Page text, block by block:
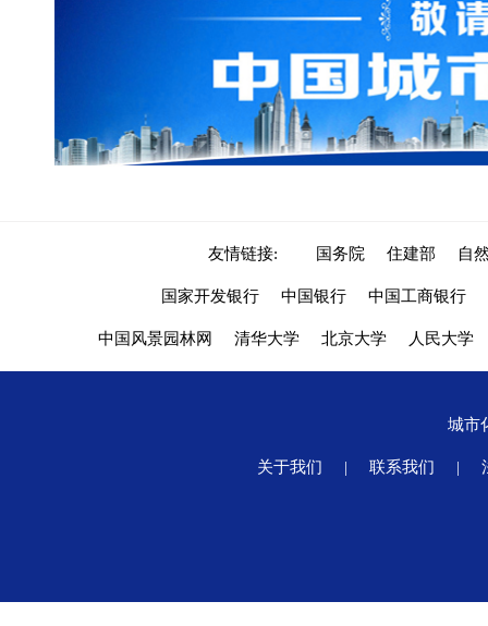
友情链接: 国务院 住建部 自
国家开发银行 中国银行 中国工商银行
中国风景园林网 清华大学 北京大学 人民大学
城市
关于我们 | 联系我们 |